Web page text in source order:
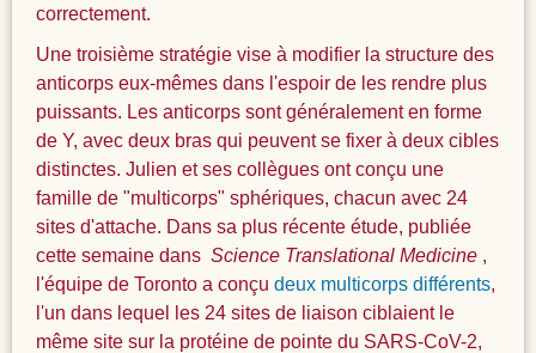
correctement.
Une troisième stratégie vise à modifier la structure des
anticorps eux-mêmes dans l'espoir de les rendre plus
puissants. Les anticorps sont généralement en forme
de Y, avec deux bras qui peuvent se fixer à deux cibles
distinctes. Julien et ses collègues ont conçu une
famille de "multicorps" sphériques, chacun avec 24
sites d'attache. Dans sa plus récente étude, publiée
cette semaine dans Science Translational Medicine,
l'équipe de Toronto a conçu deux multicorps différents,
l'un dans lequel les 24 sites de liaison ciblaient le
même site sur la protéine de pointe du SARS-CoV-2,